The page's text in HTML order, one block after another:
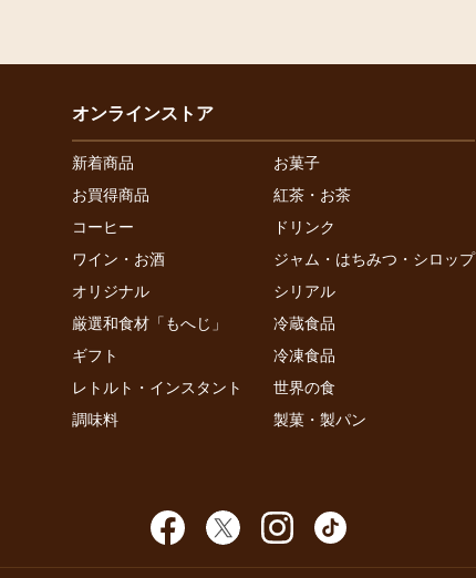
オンラインストア
新着商品
お菓子
お買得商品
紅茶・お茶
コーヒー
ドリンク
ワイン・お酒
ジャム・はちみつ・シロップ
オリジナル
シリアル
厳選和食材「もへじ」
冷蔵食品
ギフト
冷凍食品
レトルト・インスタント
世界の食
調味料
製菓・製パン